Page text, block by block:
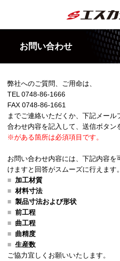
企業情報
個人情報の取扱について
お問い合わせ
弊社へのご質問、ご用命は、
TEL 0748-86-1666
FAX 0748-86-1661
までご連絡いただくか、下記メー
合わせ内容を記入して、送信ボタン
※がある箇所は必須項目です。
お問い合わせ内容には、下記内容
けますと回答がスムーズに行えます。
加工材質
材料寸法
製品寸法および形状
前工程
曲工程
曲精度
生産数
ご協力宜しくお願いいたします。